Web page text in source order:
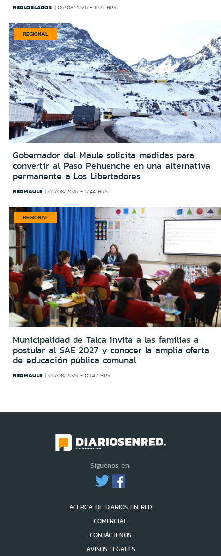
REDLOSLAGOS 06/08/2026 - 11:05 HRS
REGIONAL
Gobernador del Maule solicita medidas para
convertir al Paso Pehuenche en una alternativa
permanente a Los Libertadores
REDMAULE 05/08/2026 - 17:44 HRS
REGIONAL
Municipalidad de Talca invita a las familias a
postular al SAE 2027 y conocer la amplia oferta
de educación pública comunal
REDMAULE 05/08/2026 - 09:42 HRS
Síguenos en:
ACERCA DE DIARIOS EN RED
COMERCIAL
CONTÁCTENOS
AVISOS LEGALES